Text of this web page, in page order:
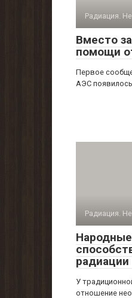
Радиация.
Вместо
помощи
Первое
АЭС
Радиация.
радиации
У
отноше­ние